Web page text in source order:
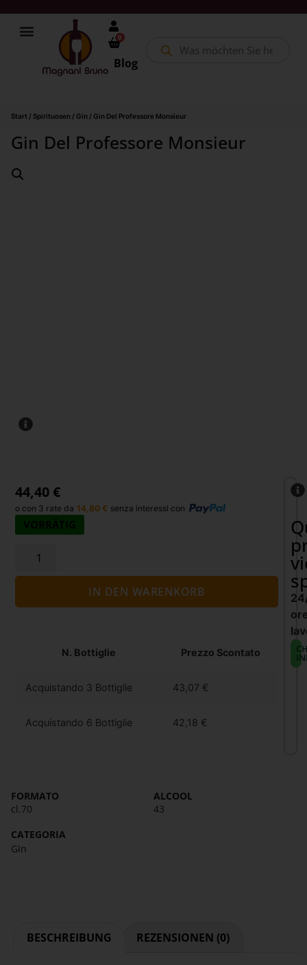
0
Blog
Start / Spirituosen / Gin / Gin Del Professore Monsieur
Gin Del Professore Monsieur
44,40 €
o con 3 rate da 14,80 € senza interessi con
VORRÄTIG
IN DEN WARENKORB
N. Bottiglie Prezzo Scontato
Acquistando 3 Bottiglie 43,07 €
Acquistando 6 Bottiglie 42,18 €
FORMATO
cl.70
ALCOOL
43
CATEGORIA
Gin
BESCHREIBUNG REZENSIONEN (0)